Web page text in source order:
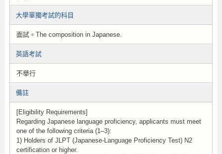
大學單獨考試的科目
面試。The composition in Japanese .
英語考試
不舉行
備註
[Eligibility Requirements]
Regarding Japanese language proficiency, applicants must meet
one of the following criteria (1–3):
1) Holders of JLPT (Japanese-Language Proficiency Test) N2
certification or higher.